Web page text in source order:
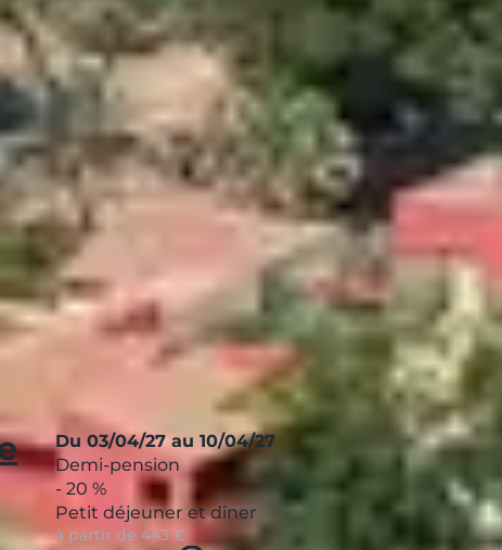
ENTRE MER ET
situéles pieds dans l’eau, dans une pinède de 22
grande piscine extérieure de 450 m², decours de
ou au kayak sur une mer translucide. Les familles
de détente ou de sport.
Du 03/04/27 au 10/04/27
Demi-pension
- 20 %
Petit déjeuner et dîner
à partir de 443 €